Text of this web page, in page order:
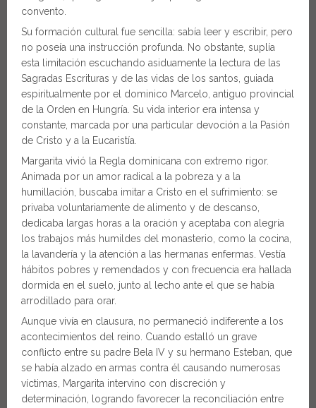
convento.
Su formación cultural fue sencilla: sabía leer y escribir, pero
no poseía una instrucción profunda. No obstante, suplía
esta limitación escuchando asiduamente la lectura de las
Sagradas Escrituras y de las vidas de los santos, guiada
espiritualmente por el dominico Marcelo, antiguo provincial
de la Orden en Hungría. Su vida interior era intensa y
constante, marcada por una particular devoción a la Pasión
de Cristo y a la Eucaristía.
Margarita vivió la Regla dominicana con extremo rigor.
Animada por un amor radical a la pobreza y a la
humillación, buscaba imitar a Cristo en el sufrimiento: se
privaba voluntariamente de alimento y de descanso,
dedicaba largas horas a la oración y aceptaba con alegría
los trabajos más humildes del monasterio, como la cocina,
la lavandería y la atención a las hermanas enfermas. Vestía
hábitos pobres y remendados y con frecuencia era hallada
dormida en el suelo, junto al lecho ante el que se había
arrodillado para orar.
Aunque vivía en clausura, no permaneció indiferente a los
acontecimientos del reino. Cuando estalló un grave
conflicto entre su padre Bela IV y su hermano Esteban, que
se había alzado en armas contra él causando numerosas
víctimas, Margarita intervino con discreción y
determinación, logrando favorecer la reconciliación entre